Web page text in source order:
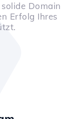
Domain
Erfolg Ihres